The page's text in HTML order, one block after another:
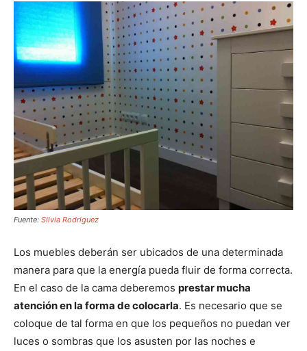
Fuente: Silvia Rodriguez
Los muebles deberán ser ubicados de una determinada
manera para que la energía pueda fluir de forma correcta.
En el caso de la cama deberemos prestar mucha
atención en la forma de colocarla. Es necesario que se
coloque de tal forma en que los pequeños no puedan ver
luces o sombras que los asusten por las noches e